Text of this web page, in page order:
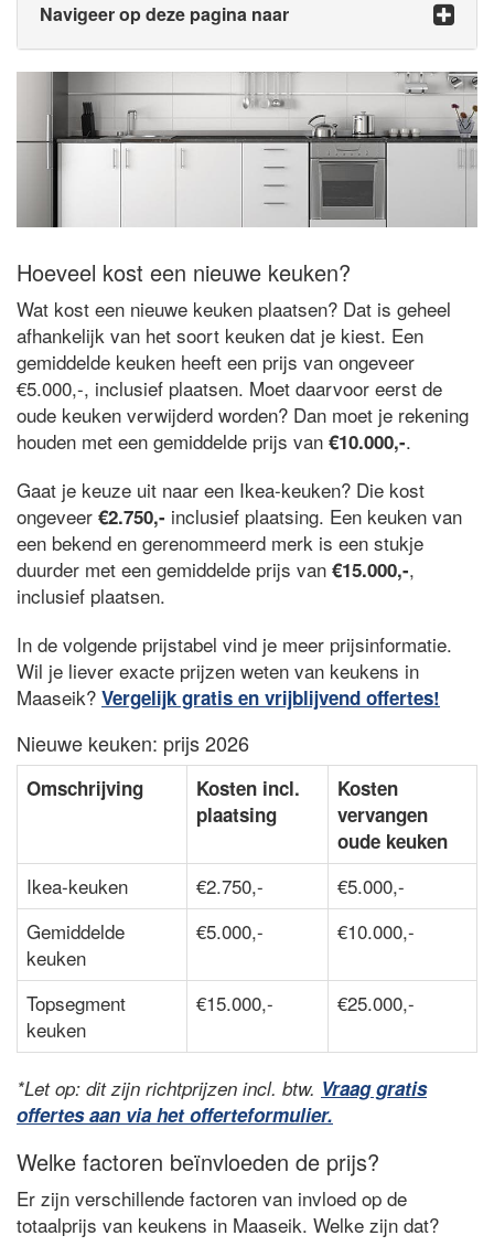
Navigeer op deze pagina naar
Hoeveel kost een nieuwe keuken?
Wat kost een nieuwe keuken plaatsen? Dat is geheel
afhankelijk van het soort keuken dat je kiest. Een
gemiddelde keuken heeft een prijs van ongeveer
€5.000,-, inclusief plaatsen. Moet daarvoor eerst de
oude keuken verwijderd worden? Dan moet je rekening
houden met een gemiddelde prijs van €10.000,-.
Gaat je keuze uit naar een Ikea-keuken? Die kost
ongeveer €2.750,- inclusief plaatsing. Een keuken van
een bekend en gerenommeerd merk is een stukje
duurder met een gemiddelde prijs van €15.000,-,
inclusief plaatsen.
In de volgende prijstabel vind je meer prijsinformatie.
Wil je liever exacte prijzen weten van keukens in
Maaseik? Vergelijk gratis en vrijblijvend offertes!
Nieuwe keuken: prijs 2026
Omschrijving
Kosten incl.
plaatsing
Kosten
vervangen
oude keuken
Ikea-keuken €2.750,-
€5.000,-
Gemiddelde
keuken
€5.000,- €10.000,-
Topsegment
keuken
€15.000,- €25.000,-
*Let op: dit zijn richtprijzen incl. btw. Vraag gratis
offertes aan via het offerteformulier.
Welke factoren beïnvloeden de prijs?
Er zijn verschillende factoren van invloed op de
totaalprijs van keukens in Maaseik. Welke zijn dat?